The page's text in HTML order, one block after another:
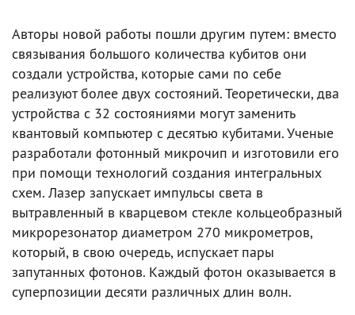
Авторы новой работы пошли другим путем: вместо
связывания большого количества кубитов они
создали устройства, которые сами по себе
реализуют более двух состояний. Теоретически, два
устройства с 32 состояниями могут заменить
квантовый компьютер с десятью кубитами. Ученые
разработали фотонный микрочип и изготовили его
при помощи технологий создания интегральных
схем. Лазер запускает импульсы света в
вытравленный в кварцевом стекле кольцеобразный
микрорезонатор диаметром 270 микрометров,
который, в свою очередь, испускает пары
запутанных фотонов. Каждый фотон оказывается в
суперпозиции десяти различных длин волн.